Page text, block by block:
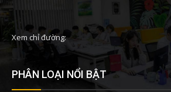
Xem chỉ đường:
PHÂN LOẠI NỔI BẬT